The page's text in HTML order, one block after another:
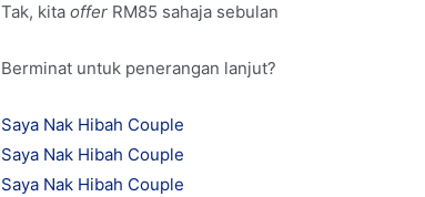
Tak, kitaoffer RM85 sahaja sebulan
Berminat untuk penerangan lanjut?
Saya Nak Hibah Couple
Saya Nak Hibah Couple
Saya Nak Hibah Couple